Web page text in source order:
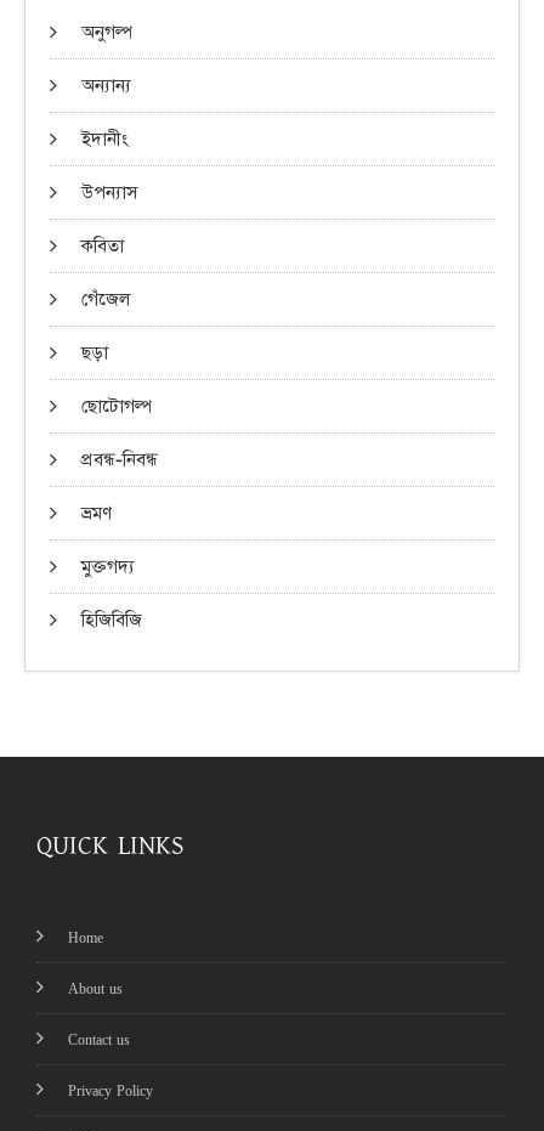
অনুগল্প
অন্যান্য
ইদানীং
উপন্যাস
কবিতা
গেঁজেল
ছড়া
ছোটোগল্প
প্রবন্ধ-নিবন্ধ
ভ্রমণ
মুক্তগদ্য
হিজিবিজি
QUICK LINKS
Home
About us
Contact us
Privacy Policy